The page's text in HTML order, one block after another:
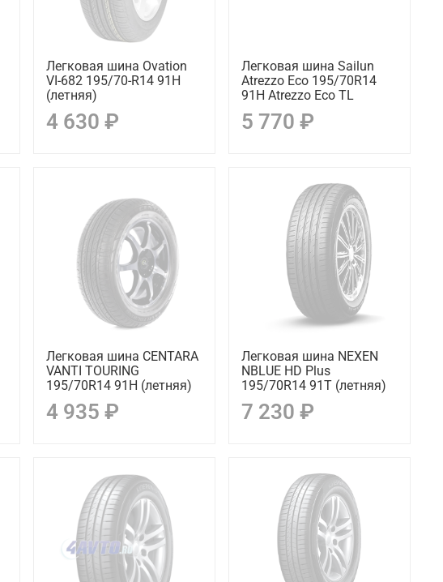
Легковая шина Ovation
VI-682 195/70-R14 91H
(летняя)
4 630 ₽
Легковая шина Sailun
Atrezzo Eco 195/70R14
91H Atrezzo Eco TL
5 770 ₽
Легковая шина CENTARA
VANTI TOURING
195/70R14 91H (летняя)
4 935 ₽
Легковая шина NEXEN
NBLUE HD Plus
195/70R14 91T (летняя)
7 230 ₽